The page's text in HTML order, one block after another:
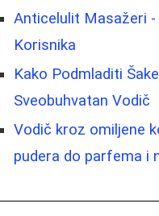
Anticelulit Masažeri
Korisnika
Kako Podmladiti
Sveobuhvatan Vodič
Vodič kroz omiljene
pudera do parfema i